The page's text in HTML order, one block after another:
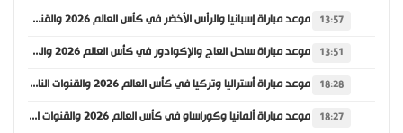
13:57 موعد مباراة إسبانيا والرأس الأخضر في كأس العالم 2026 والقنوات الناقلة
13:51 موعد مباراة ساحل العاج والإكوادور في كأس العالم 2026 والقنوات الناقلة
18:28 موعد مباراة أستراليا وتركيا في كأس العالم 2026 والقنوات الناقلة
18:27 موعد مباراة ألمانيا وكوراساو في كأس العالم 2026 والقنوات الناقلة